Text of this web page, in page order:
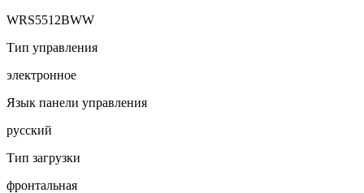
WRS5512BWW
Тип управления
электронное
Язык панели управления
русский
Тип загрузки
фронтальная